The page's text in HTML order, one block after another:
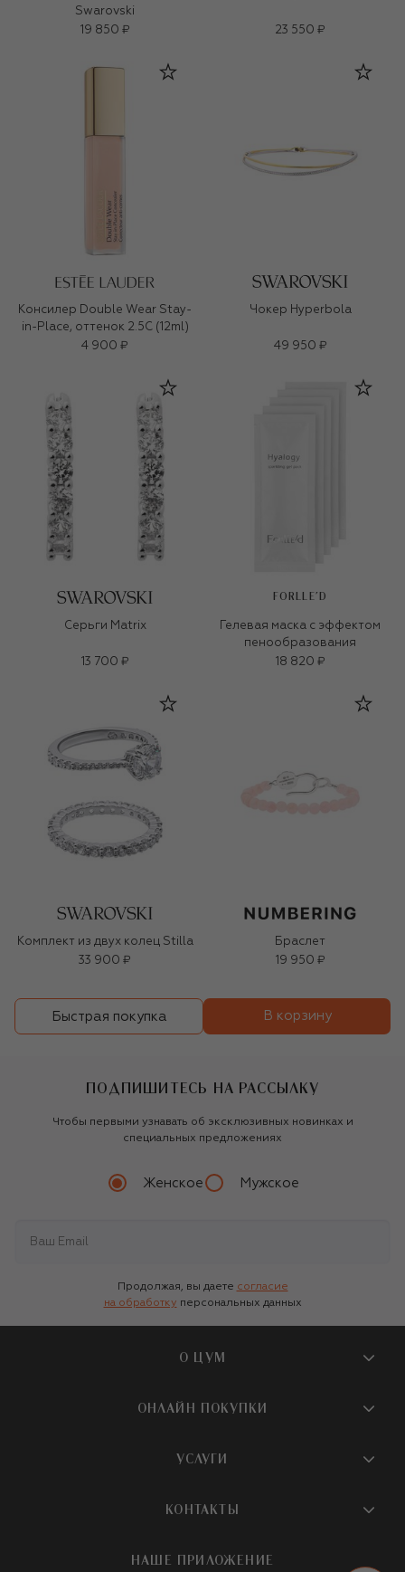
Swarovski
19 850 ₽
23 550 ₽
Консилер Double Wear Stay-
in-Place, оттенок 2.5C (12ml)
4 900 ₽
Чокер Hyperbola
49 950 ₽
Серьги Matrix
13 700 ₽
FORLLE'D
Гелевая маска с эффектом
пенообразования
18 820 ₽
Комплект из двух колец Stilla
33 900 ₽
Браслет
19 950 ₽
Быстрая покупка В корзину
ПОДПИШИТЕСЬ НА РАССЫЛКУ
Чтобы первыми узнавать об эксклюзивных новинках и
специальных предложениях
Женское Мужское
Продолжая, вы даете согласие
на обработку персональных данных
О ЦУМ
О магазине
Бутики и ПВЗ ЦУМ
Карьера
ОНЛАЙН ПОКУПКИ
Доставка
УСЛУГИ
Подарочная карта
КОНТАКТЫ
НАШЕ ПРИЛОЖЕНИЕ